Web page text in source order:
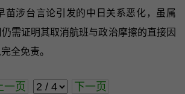
苗涉台言论引发的中日关系恶化，虽属
需证明其取消航班与政治摩擦的直接因
全免责。
一页 下一页